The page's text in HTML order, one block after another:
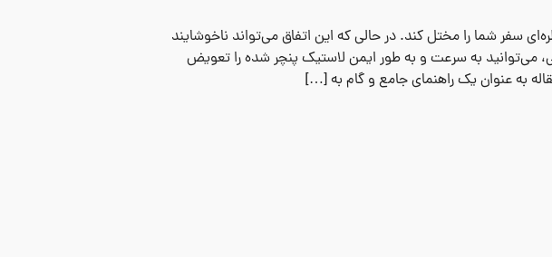
سفر شما را مختل کند. در حالی که این اتفاق می‌تواند ناخوشایند
می‌توانید به سرعت و به طور ایمن لاستیک پنچر شده را تعویض
به عنوان یک راهنمای جامع و گام به […]